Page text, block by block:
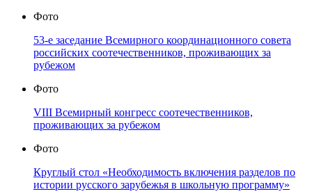
Фото
53-е заседание Всемирного координационного совета
российских соотечественников, проживающих за
рубежом
Фото
VIII Всемирный конгресс соотечественников,
проживающих за рубежом
Фото
Круглый стол «Необходимость включения разделов по
истории русского зарубежья в школьную программу»